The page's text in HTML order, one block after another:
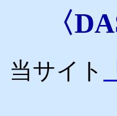
〈
当サイト